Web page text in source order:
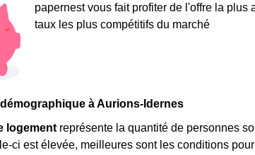
papernest vous fait profiter de l'offre la plus
taux les plus compétitifs du marché
à Aurions-Idernes
logement représente la quantité de personnes
ci est élevée, meilleures sont les conditions